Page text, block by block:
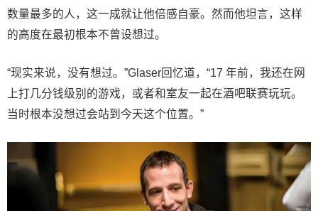
数量最多的人，这一成就让他倍感自豪。然而他坦言，这样
的高度在最初根本不曾设想过。
“现实来说，没有想过。”Glaser回忆道，“17 年前，我还在网
上打几分钱级别的游戏，或者和室友一起在酒吧联赛玩玩。
当时根本没想过会站到今天这个位置。”